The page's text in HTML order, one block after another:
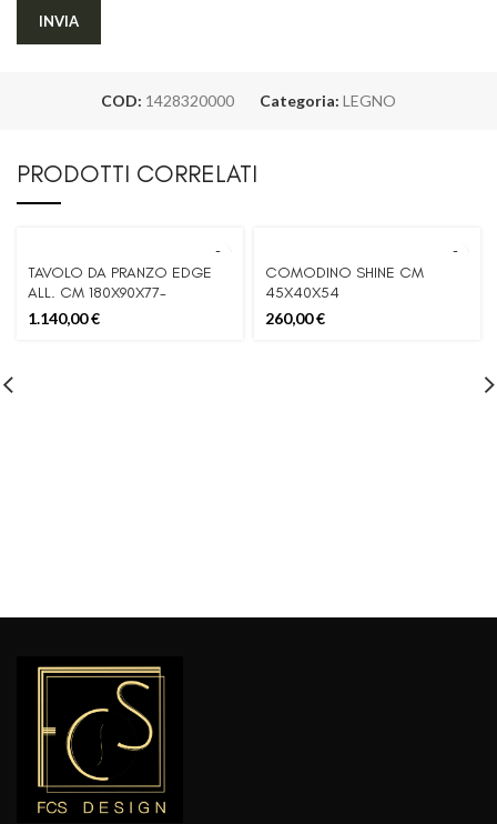
COD: 1428320000 Categoria: LEGNO
PRODOTTI CORRELATI
TAVOLO DA PRANZO EDGE
ALL. CM 180X90X77-
LUNGHEZZA TOTALE 280
(LEGNO DI MANGO)
1.140,00€
COMODINO SHINE CM
45X40X54
260,00€